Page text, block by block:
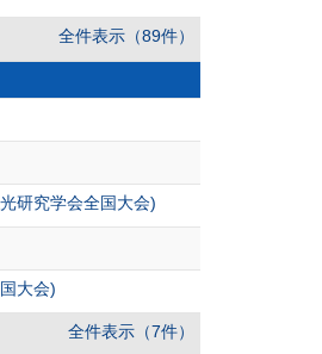
全件表示（89件）
研究学会全国大会)
大会)
全件表示（7件）